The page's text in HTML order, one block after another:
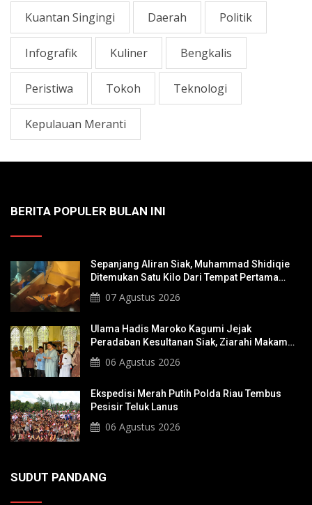
Kuantan Singingi Daerah Politik
Infografik Kuliner Bengkalis
Peristiwa Tokoh Teknologi
Kepulauan Meranti
BERITA POPULER BULAN INI
Sepanjang Aliran Siak, Muhammad Shidiqie
Ditemukan Satu Kilo Dari Tempat Pertama
Tenggelam
07 Agustus 2026
Ulama Hadis Maroko Kagumi Jejak
Peradaban Kesultanan Siak, Ziarahi Makam
Sultan Hingga Pendiri Pekanbaru
06 Agustus 2026
Ekspedisi Merah Putih Polda Riau Tembus
Pesisir Teluk Lanus
06 Agustus 2026
SUDUT PANDANG